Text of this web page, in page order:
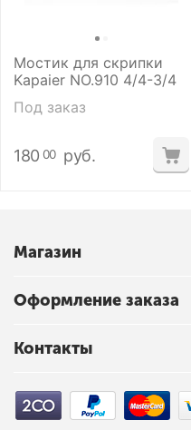
Мостик для скрипки
Kapaier NO.910 4/4-3/4
Под заказ
180 00 руб.
Магазин
Оформление заказа
Контакты